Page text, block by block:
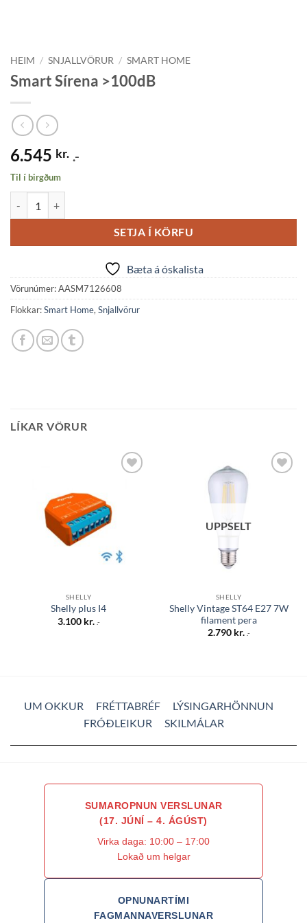
HEIM / SNJALLVÖRUR / SMART HOME
Smart Sírena >100dB
6.545 kr. .-
Til í birgðum
SETJA Í KÖRFU
Bæta á óskalista
Vörunúmer:AASM7126608
Flokkar:Smart Home, Snjallvörur
LÍKAR VÖRUR
SHELLY
Shelly plus I4
3.100 kr. .-
UPPSELT
SHELLY
Shelly Vintage ST64 E27 7W
filament pera
2.790 kr. .-
UM OKKUR FRÉTTABRÉF
LÝSINGARHÖNNUN
FRÓÐLEIKUR
SKILMÁLAR
SUMAROPNUN VERSLUNAR
(17. JÚNÍ – 4. ÁGÚST)
Virka daga: 10:00 – 17:00
Lokað um helgar
OPNUNARTÍMI
FAGMANNAVERSLUNAR